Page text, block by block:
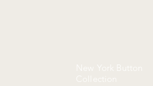
New York Button